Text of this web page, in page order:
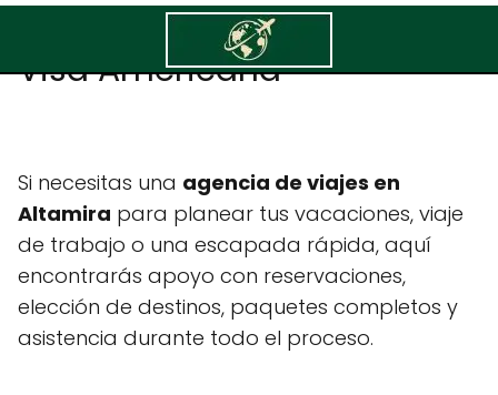
Visa Logistics (Tramite De
Visa Americana
Si necesitas una agencia de viajes en
Altamira para planear tus vacaciones, viaje
de trabajo o una escapada rápida, aquí
encontrarás apoyo con reservaciones,
elección de destinos, paquetes completos y
asistencia durante todo el proceso.